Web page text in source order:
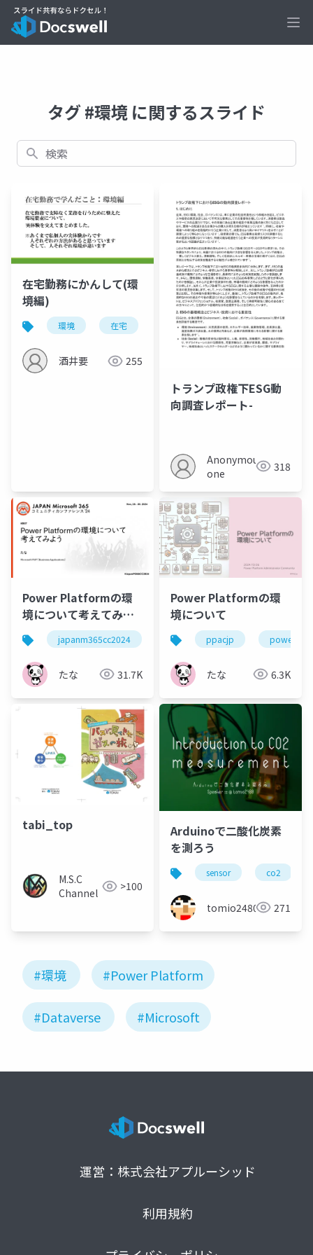
タグ #環境 に関するスライド
検索
在宅勤務にかんして(環
境編)
環境 在宅
酒井要 255
トランプ政権下ESG動
向調査レポート-
Anonymous
one
318
Power Platformの環
境について考えてみよ
う
japanm365cc2024 powerplatform
たな 31.7K
Power Platformの環
境について
ppacjp power
たな 6.3K
tabi_top
M.S.C
Channel
>100
Arduinoで二酸化炭素
を測ろう
sensor co2
tomio2480 271
#環境 #Power Platform
#Dataverse #Microsoft
運営：株式会社アプルーシッド
利用規約